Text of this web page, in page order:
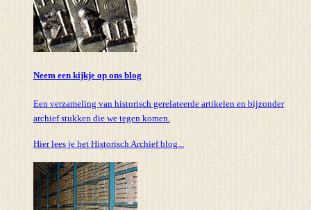
Neem een kijkje op ons blog
Een verzameling van historisch gerelateerde artikelen en bijzonder
archief stukken die we tegen komen.
Hier lees je het Historisch Archief blog...